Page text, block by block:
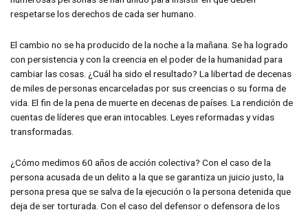
respetarse los derechos de cada ser humano.
El cambio no se ha producido de la noche a la mañana. Se ha logrado
con persistencia y con la creencia en el poder de la humanidad para
cambiar las cosas. ¿Cuál ha sido el resultado? La libertad de decenas
de miles de personas encarceladas por sus creencias o su forma de
vida. El fin de la pena de muerte en decenas de países. La rendición de
cuentas de líderes que eran intocables. Leyes reformadas y vidas
transformadas.
¿Cómo medimos 60 años de acción colectiva? Con el caso de la
persona acusada de un delito a la que se garantiza un juicio justo, la
persona presa que se salva de la ejecución o la persona detenida que
deja de ser torturada. Con el caso del defensor o defensora de los